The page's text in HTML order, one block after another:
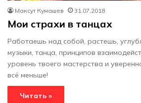
Максут Кумашев 31.07.2018
Мои страхи в танцах
Работаешь над собой, растешь,
музыки, танца, принципов
уровень твоего мастерства и
всё меньше!
Читать »